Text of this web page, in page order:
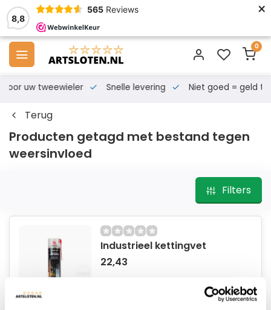
8,8
565 Reviews ×
0
voor uw tweewieler Snelle levering Niet goed = geld
Terug
Producten getagd met bestand tegen
weersinvloed
Filters
Industrieel kettingvet
22,43